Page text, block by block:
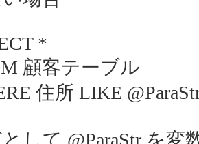
*
顧客テーブル
住所 LIKE
して @ParaStr を